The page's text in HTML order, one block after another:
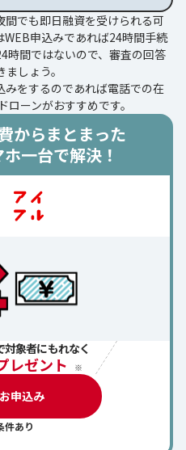
でも即日融資を受けられる可
申込みであれば24時間手続
時間ではないので、審査の回答
しょう。
みをするのであれば電話での在
ローンがおすすめです。
からまとまった
一台で解決！
対象者にもれなく
レゼント ※
申込み
あり